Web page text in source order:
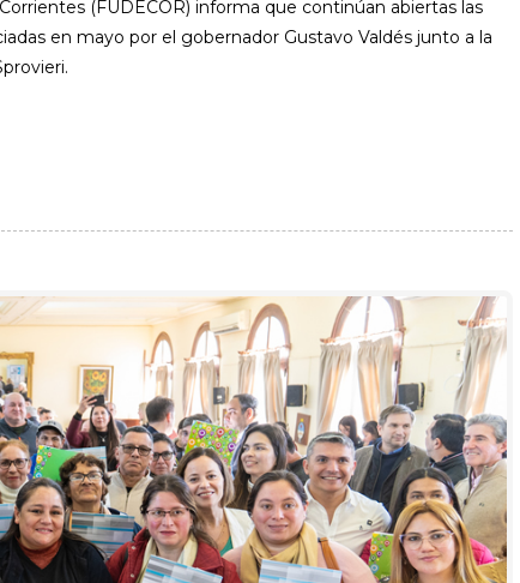
(FUDECOR) informa que continúan abiertas las
en mayo por el gobernador Gustavo Valdés junto a la